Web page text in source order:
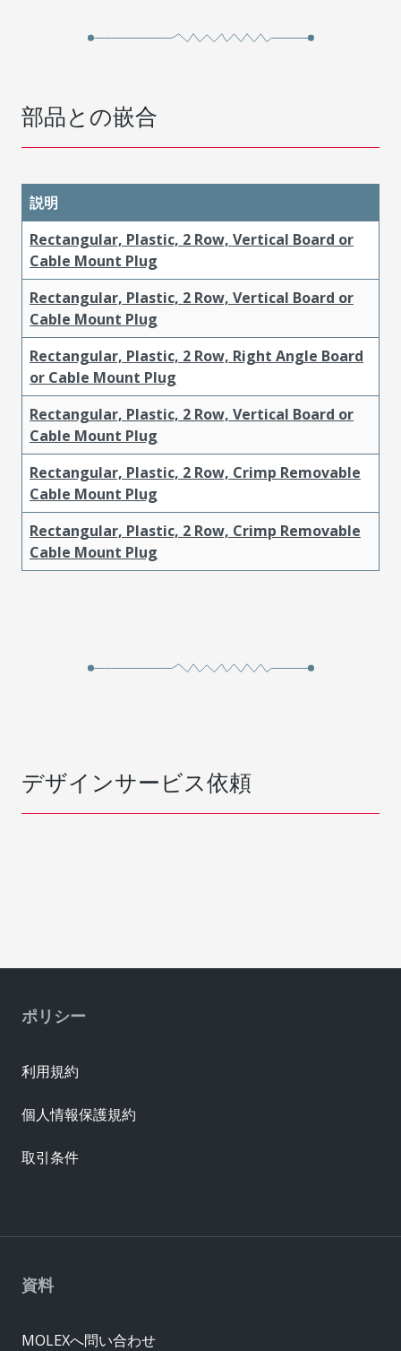
部品との嵌合
説明
Rectangular, Plastic, 2 Row, Vertical Board or
Cable Mount Plug
Rectangular, Plastic, 2 Row, Vertical Board or
Cable Mount Plug
Rectangular, Plastic, 2 Row, Right Angle Board
or Cable Mount Plug
Rectangular, Plastic, 2 Row, Vertical Board or
Cable Mount Plug
Rectangular, Plastic, 2 Row, Crimp Removable
Cable Mount Plug
Rectangular, Plastic, 2 Row, Crimp Removable
Cable Mount Plug
デザインサービス依頼
資料
MOLEXへ問い合わせ
ポリシー
利用規約
個人情報保護規約
取引条件